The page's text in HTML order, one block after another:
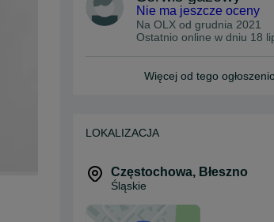
Nie ma jeszcze oceny
Na OLX od grudnia 2021
Ostatnio online w dniu 18
Więcej od tego
LOKALIZACJA
Częstochowa, Błeszno
Śląskie